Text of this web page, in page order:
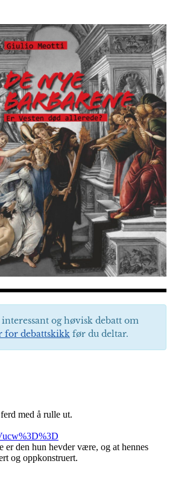
og høvisk debatt om
for debattskikk før du deltar.